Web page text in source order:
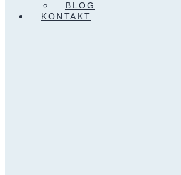
BLOG
KONTAKT